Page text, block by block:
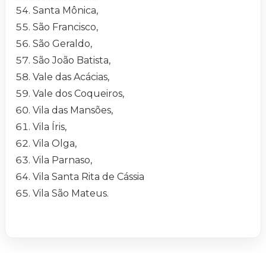
Santa Mônica,
São Francisco,
São Geraldo,
São João Batista,
Vale das Acácias,
Vale dos Coqueiros,
Vila das Mansões,
Vila Íris,
Vila Olga,
Vila Parnaso,
Vila Santa Rita de Cássia
Vila São Mateus.